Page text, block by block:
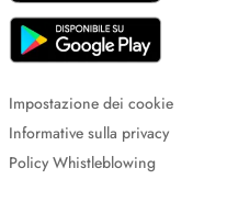
Impostazione dei cookie
Informative sulla privacy
Policy Whistleblowing